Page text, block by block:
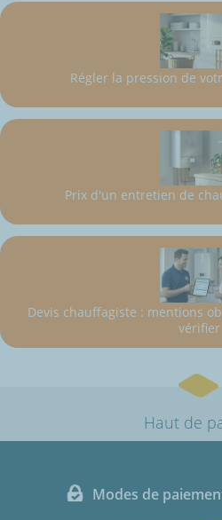
Régler la pression de
Prix d'un entretien de
Devis chauffagiste : mentions
vérifier
Haut de
Modes de